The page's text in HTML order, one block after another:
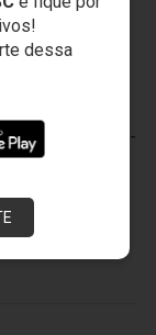
dessa
14- Marcio ,
Mazola , 18-